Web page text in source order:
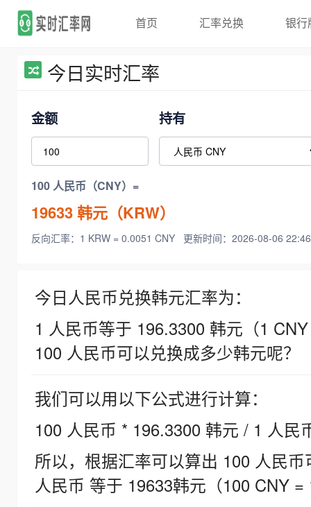
首页 汇率兑换 银行
今日实时汇率
金额 持有
100 人民币（CNY）=
19633韩元（KRW）
反向汇率：1 KRW = 0.0051 CNY 更新时间：2026-08-06
今日人民币兑换韩元汇率为：
1 人民币等于 196.3300 韩元（1
100 人民币可以兑换成多少韩元呢？
我们可以用以下公式进行计算：
100 人民币 * 196.3300 韩元 / 1 人民
所以，根据汇率可以算出 100 人民
人民币 等于 19633韩元（100 CNY =